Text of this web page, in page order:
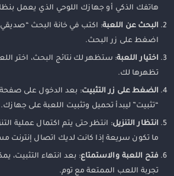
هاتفك الذكي أو جهازك اللوحي الذي يعمل
البحث عن اللعبة
اضغط على زر البحث.
اختيار اللعبة: ستظهر لك نتائج البحث، اختر
تظهرها لك.
الضغط على زر التثبيت: بعد الدخول على
“تثبيت” ليبدأ تحميل وتثبيت اللعبة على جهازك.
انتظار التنزيل: انتظر حتى يتم اكتمال عملية
ما تكون سريعة إذا كانت لديك اتصال إنترنت
فتح اللعبة والاستمتاع: بعد انتهاء التثبيت،
تجربة اللعب الممتعة مع توم.